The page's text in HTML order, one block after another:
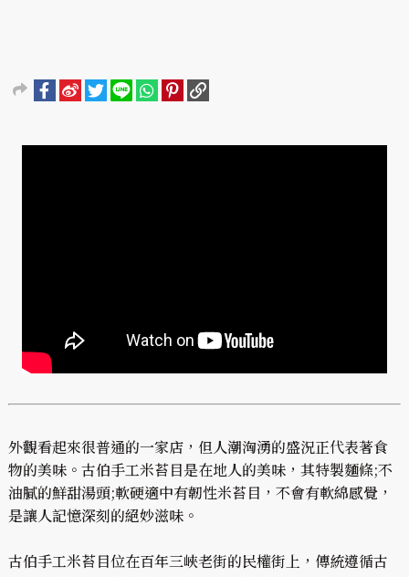
外觀看起來很普通的一家店，但人潮洶湧的盛況正代表著食
物的美味。古伯手工米苔目是在地人的美味，其特製麵條;不
油膩的鮮甜湯頭;軟硬適中有韌性米苔目，不會有軟綿感覺，
是讓人記憶深刻的絕妙滋味。
古伯手工米苔目位在百年三峽老街的民權街上，傳統遵循古